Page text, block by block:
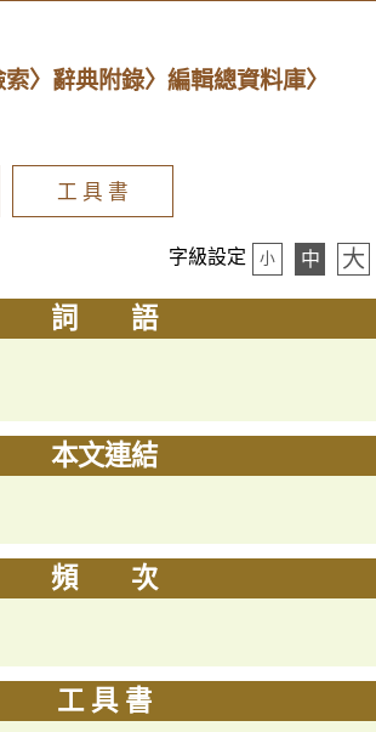
〉辭典附錄〉編輯總資料庫〉
工 具 書
字級設定 小 中 大
詞 語
本文連結
頻 次
工 具 書